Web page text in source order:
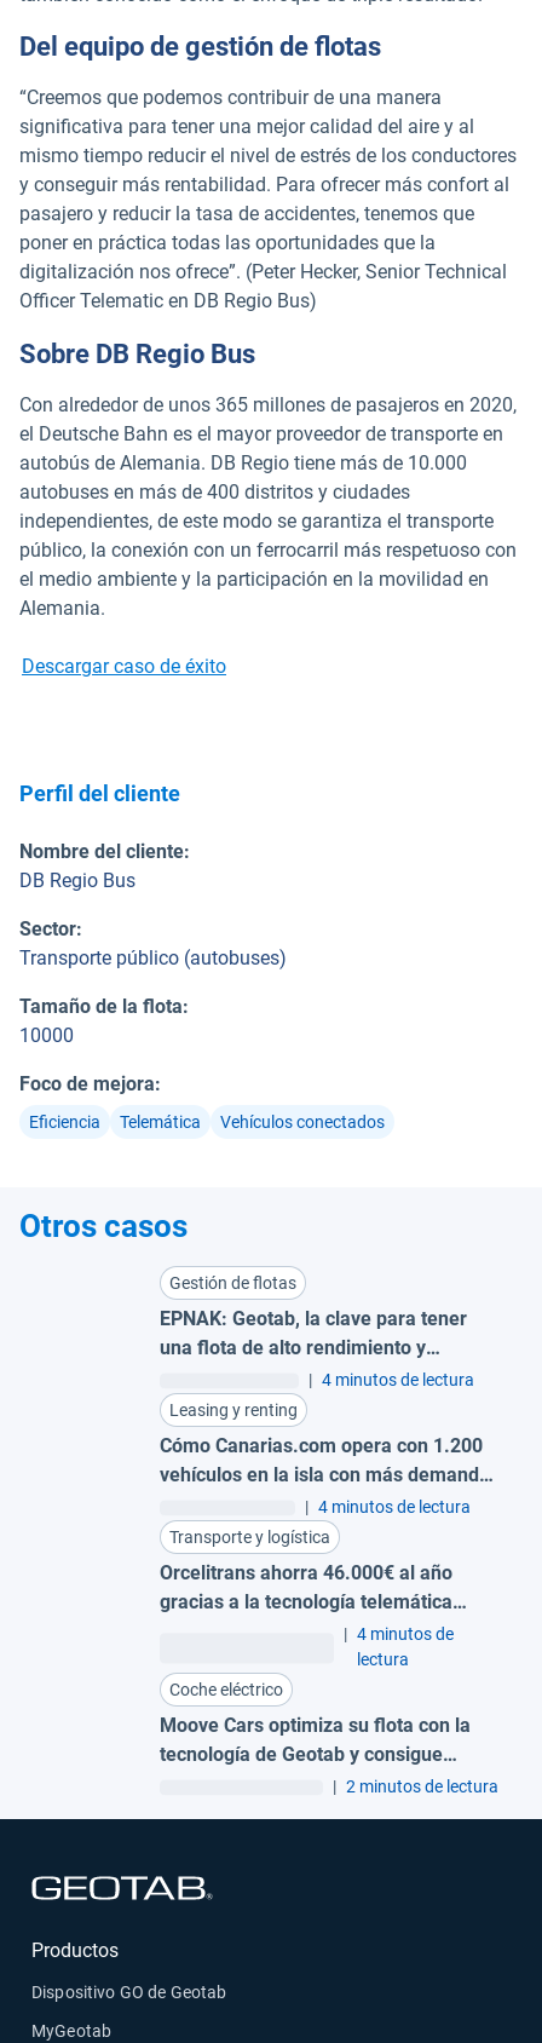
Del equipo de gestión de flotas
“Creemos que podemos contribuir de una manera
significativa para tener una mejor calidad del aire y al
mismo tiempo reducir el nivel de estrés de los conductores
y conseguir más rentabilidad. Para ofrecer más confort al
pasajero y reducir la tasa de accidentes, tenemos que
poner en práctica todas las oportunidades que la
digitalización nos ofrece”. (Peter Hecker, Senior Technical
Officer Telematic en DB Regio Bus)
Sobre DB Regio Bus
Con alrededor de unos 365 millones de pasajeros en 2020,
el Deutsche Bahn es el mayor proveedor de transporte en
autobús de Alemania. DB Regio tiene más de 10.000
autobuses en más de 400 distritos y ciudades
independientes, de este modo se garantiza el transporte
público, la conexión con un ferrocarril más respetuoso con
el medio ambiente y la participación en la movilidad en
Alemania.
Descargar caso de éxito
Perfil del cliente
Nombre del cliente:
DB Regio Bus
Sector:
Transporte público (autobuses)
Tamaño de la flota:
10000
Foco de mejora:
Eficiencia Telemática Vehículos conectados
Otros casos
Gestión de flotas
EPNAK: Geotab, la clave para tener
una flota de alto rendimiento y
| 4 minutos de lectura
Leasing y renting
Cómo Canarias.com opera con 1.200
vehículos en la isla con más demanda
| 4 minutos de lectura
Transporte y logística
Orcelitrans ahorra 46.000€ al año
gracias a la tecnología telemática
| 4 minutos de
lectura
Coche eléctrico
Moove Cars optimiza su flota con la
tecnología de Geotab y consigue
ahorrar más de 4.000.000€ al año
| 2 minutos de lectura
Productos
Dispositivo GO de Geotab
MyGeotab